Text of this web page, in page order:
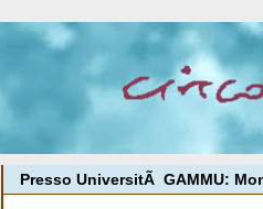
Presso UniversitÃ GAMMU: